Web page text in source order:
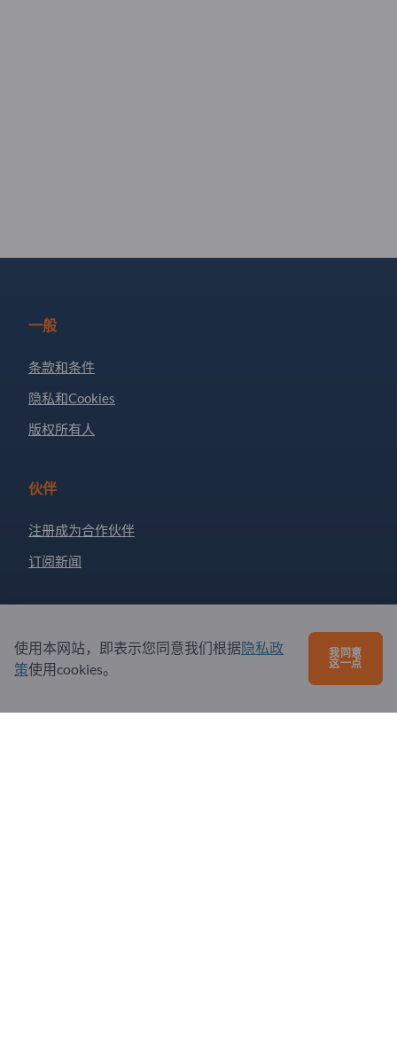
一般
条款和条件
隐私和Cookies
版权所有人
伙伴
注册成为合作伙伴
订阅新闻
问题和回答
使用本网站，即表示您同意我们根据隐私政
策使用cookies。
我同意
这一点